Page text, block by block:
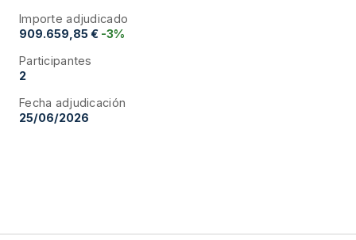
Importe adjudicado
909.659,85 € -3%
Participantes
2
Fecha adjudicación
25/06/2026